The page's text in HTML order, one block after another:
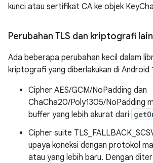
kunci atau sertifikat CA ke objek
Perubahan TLS dan kriptografi
Ada beberapa perubahan kecil dalam
kriptografi yang diberlakukan di Android
Cipher AES/GCM/NoPadding dan
ChaCha20/Poly1305/NoPadding
buffer yang lebih akurat dari
Cipher suite
upaya koneksi dengan protokol
atau yang lebih baru. Dengan